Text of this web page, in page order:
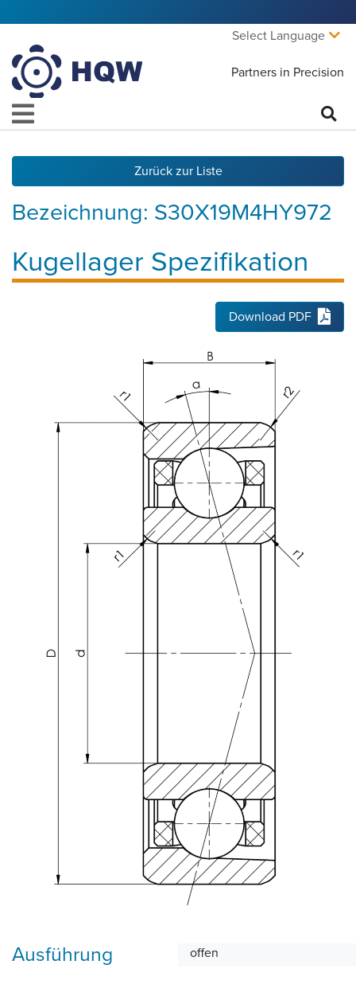
Select Language
Partners in Precision
Zurück zur Liste
Kugellager Spezifikation
Bezeichnung: S30X19M4HY972
Download PDF
Ausführung offen